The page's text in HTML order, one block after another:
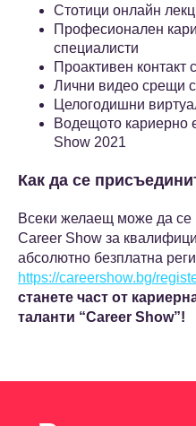
Стотици онлайн
Професионален
специалисти
Проактивен контакт
Лични видео срещи
Целогодишни
Водещото кариерно
Show 2021
Как да се
Всеки желаещ може да се
Career Show за
абсолютно безплатна
https://careershow.bg/
станете част от
таланти “Career Show”!